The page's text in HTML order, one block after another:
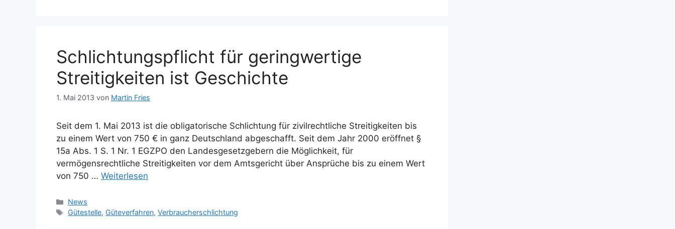
Schlichtungspflicht für geringwertige
Streitigkeiten ist Geschichte
1. Mai 2013 von Martin Fries
Seit dem 1. Mai 2013 ist die obligatorische Schlichtung für zivilrechtliche Streitigkeiten bis
zu einem Wert von 750 € in ganz Deutschland abgeschafft. Seit dem Jahr 2000 eröffnet §
15a Abs. 1 S. 1 Nr. 1 EGZPO den Landesgesetzgebern die Möglichkeit, für
vermögensrechtliche Streitigkeiten vor dem Amtsgericht über Ansprüche bis zu einem Wert
von 750 … Weiterlesen
Kategorien
News
Schlagwörter
Gütestelle, Güteverfahren,Verbraucherschlichtung